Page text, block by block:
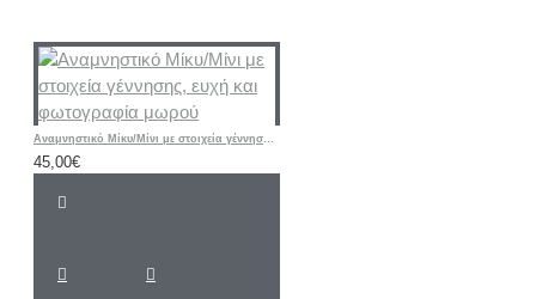
Αναμνηστικό Μίκυ/Μίνι με στοιχεία γέννησης, ευχή και φωτογραφία μωρού
45,00€